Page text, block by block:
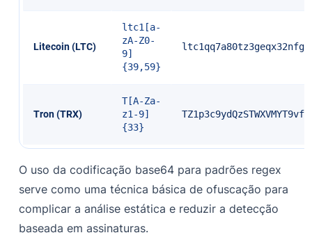
Litecoin (LTC)
ltc1[a-
zA-Z0-
9]
{39,59}
Tron (TRX)
T[A-Za-
z1-9]
{33}
O uso da codificação base64 para padrões regex
serve como uma técnica básica de ofuscação para
complicar a análise estática e reduzir a detecção
baseada em assinaturas.